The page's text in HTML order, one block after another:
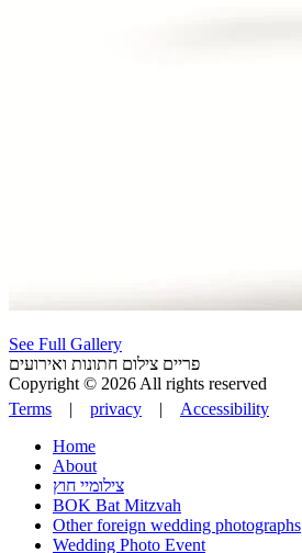
See Full Gallery
פריים צילום חתונות ואירועים
Copyright © 2026 All rights reserved
Terms | privacy | Accessibility
Home
About
צילומיי חוץ
BOK Bat Mitzvah
Other foreign wedding photographs
Wedding Photo Event